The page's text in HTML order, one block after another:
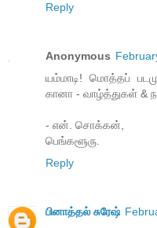
Reply
Anonymous
யம்மாடி! மொத்தப்
கானா - வாழ்த்துகள் &
- என். சொக்கன்,
பெங்களூரு.
Reply
பினாத்தல் சுரேஷ்